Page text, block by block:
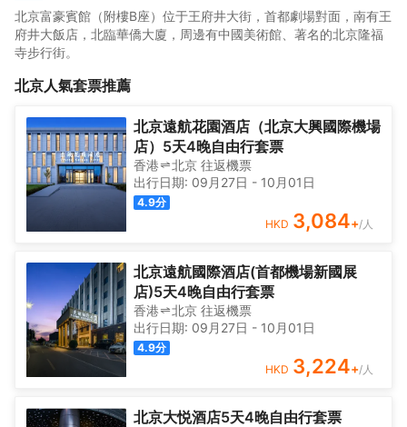
北京富豪賓館（附樓B座）位于王府井大街，首都劇場對面，南有王
府井大飯店，北臨華僑大廈，周邊有中國美術館、著名的北京隆福
寺步行街。
北京人氣套票推薦
北京遠航花園酒店（北京大興國際機場
店）5天4晚自由行套票
香港 北京 往返機票
出行日期: 09月27日 - 10月01日
4.9分
HKD 3,084+/人
北京遠航國際酒店(首都機場新國展
店)5天4晚自由行套票
香港 北京 往返機票
出行日期: 09月27日 - 10月01日
4.9分
HKD 3,224+/人
北京大悦酒店5天4晚自由行套票